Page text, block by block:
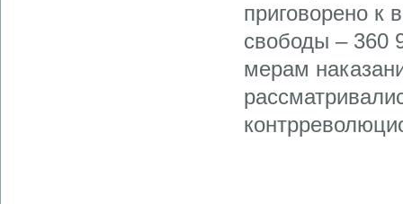
приговорено к
свободы – 360
мерам